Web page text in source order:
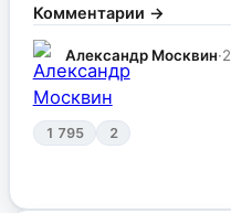
Комментарии →
Александр Москвин·
1 795 2